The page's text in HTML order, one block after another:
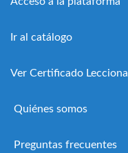
Ir al catálogo
Ver Certificado Lecciona
Quiénes somos
Preguntas frecuentes